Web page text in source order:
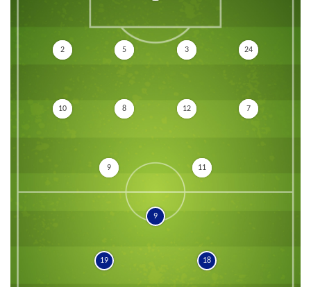
2 5 3 24
10 8 12 7
9 11
18
19
9